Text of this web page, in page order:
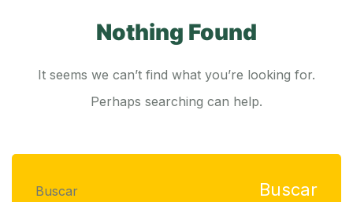
Nothing Found
It seems we can’t find what you’re looking for.
Perhaps searching can help.
Buscar Buscar